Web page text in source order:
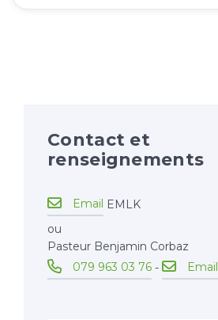
Contact et
renseignements
Email EMLK
ou
Pasteur Benjamin Corbaz
079 963 03 76 - Email